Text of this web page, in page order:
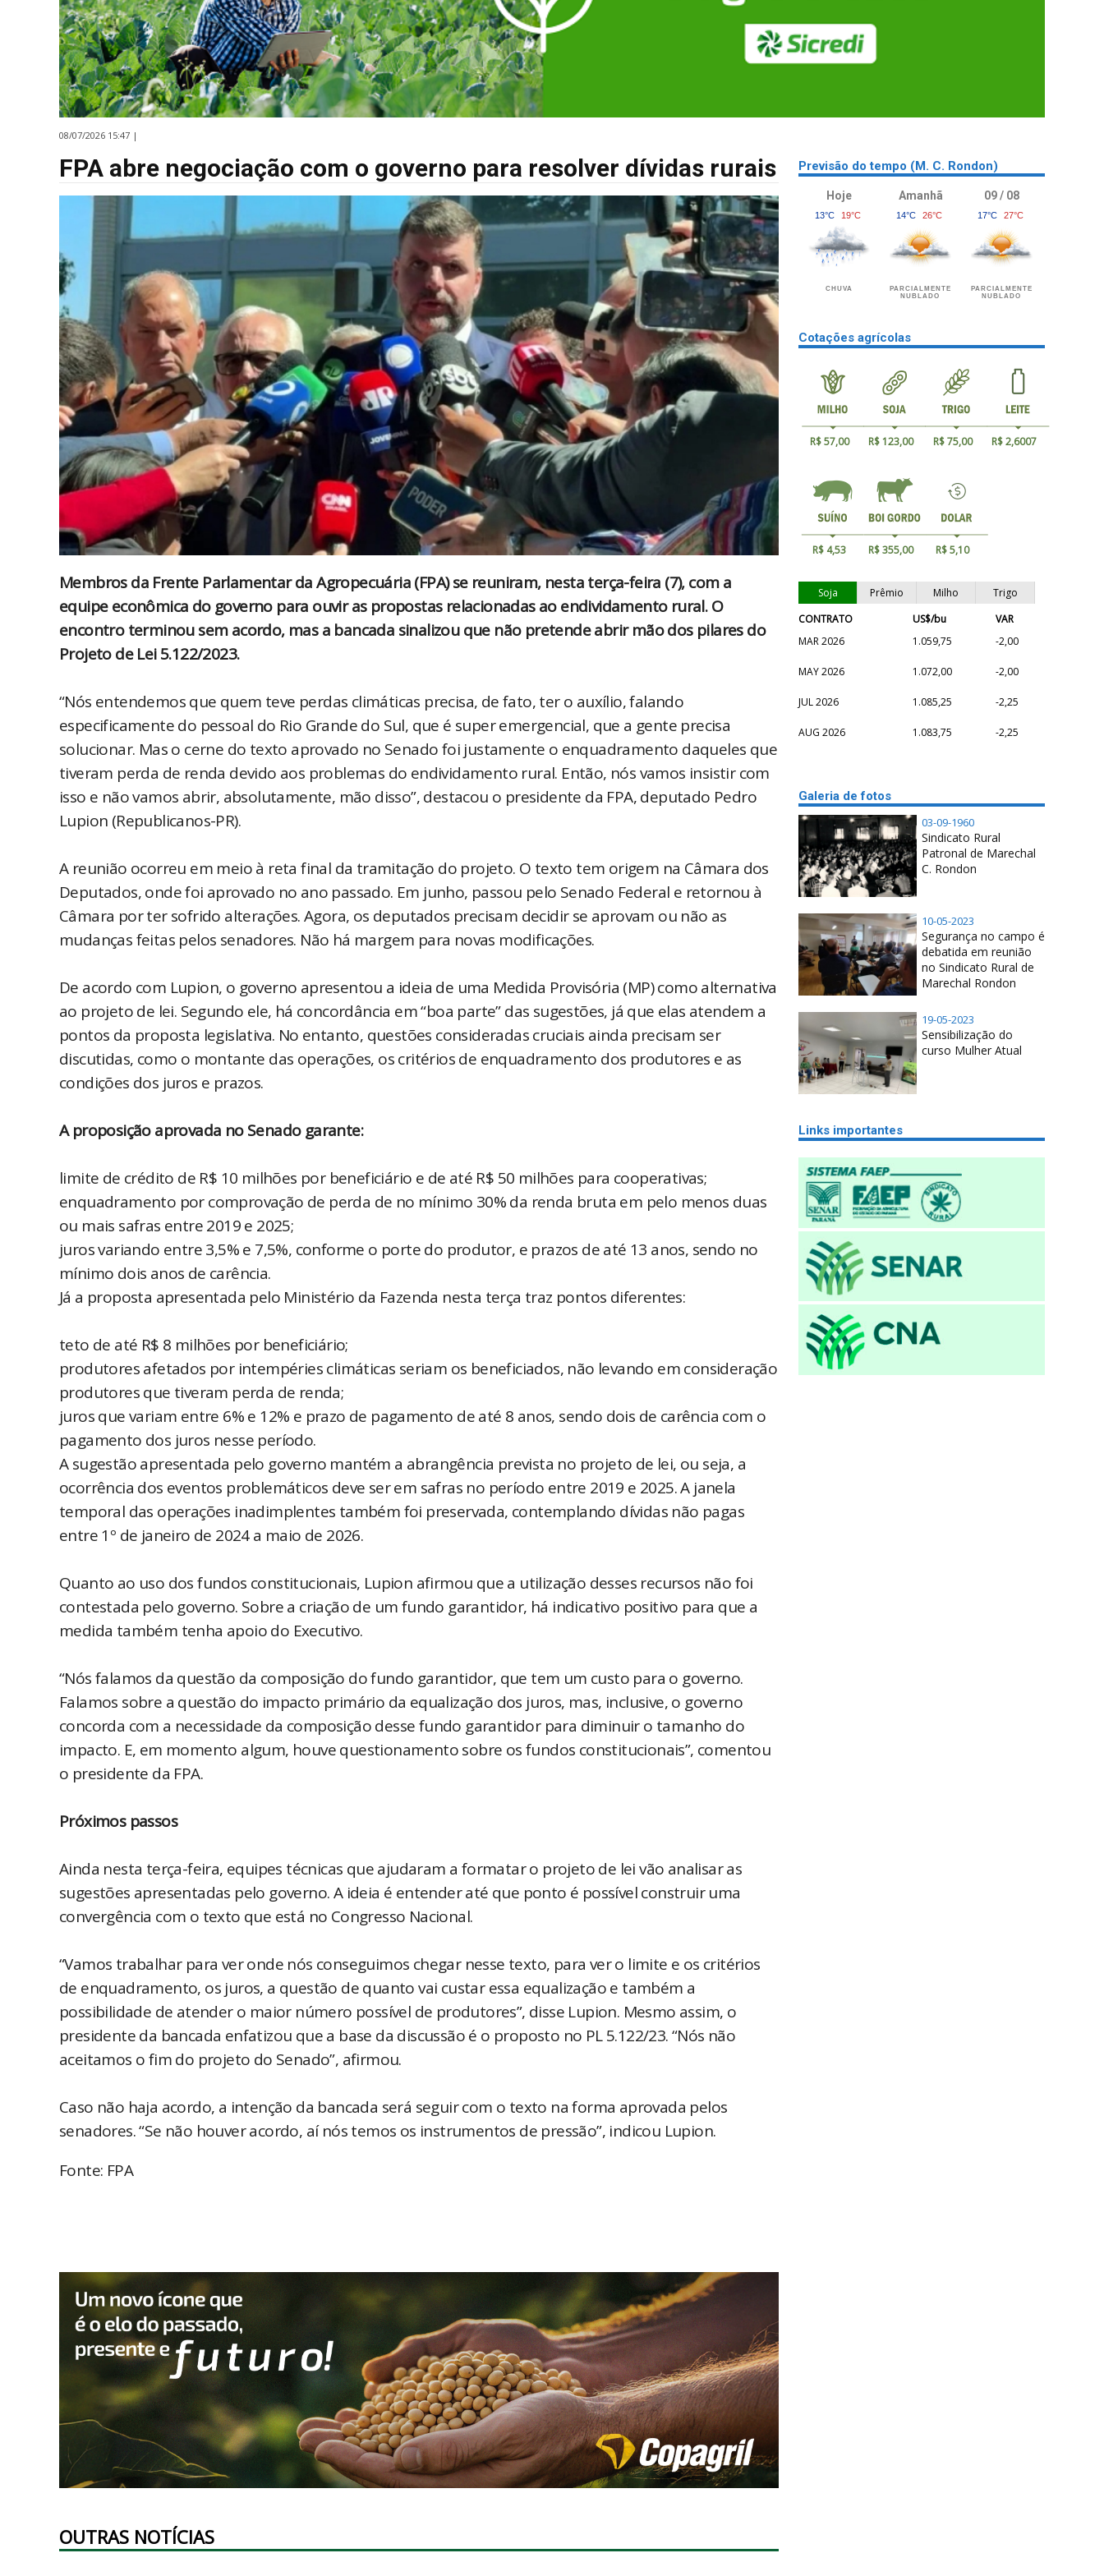
08/07/2026 15:47 |
FPA abre negociação com o governo para resolver dívidas rurais
Membros da Frente Parlamentar da Agropecuária (FPA) se reuniram, nesta terça-feira (7), com a
equipe econômica do governo para ouvir as propostas relacionadas ao endividamento rural. O
encontro terminou sem acordo, mas a bancada sinalizou que não pretende abrir mão dos pilares do
Projeto de Lei 5.122/2023.
“Nós entendemos que quem teve perdas climáticas precisa, de fato, ter o auxílio, falando
especificamente do pessoal do Rio Grande do Sul, que é super emergencial, que a gente precisa
solucionar. Mas o cerne do texto aprovado no Senado foi justamente o enquadramento daqueles que
tiveram perda de renda devido aos problemas do endividamento rural. Então, nós vamos insistir com
isso e não vamos abrir, absolutamente, mão disso”, destacou o presidente da FPA, deputado Pedro
Lupion (Republicanos-PR).
A reunião ocorreu em meio à reta final da tramitação do projeto. O texto tem origem na Câmara dos
Deputados, onde foi aprovado no ano passado. Em junho, passou pelo Senado Federal e retornou à
Câmara por ter sofrido alterações. Agora, os deputados precisam decidir se aprovam ou não as
mudanças feitas pelos senadores. Não há margem para novas modificações.
De acordo com Lupion, o governo apresentou a ideia de uma Medida Provisória (MP) como alternativa
ao projeto de lei. Segundo ele, há concordância em “boa parte” das sugestões, já que elas atendem a
pontos da proposta legislativa. No entanto, questões consideradas cruciais ainda precisam ser
discutidas, como o montante das operações, os critérios de enquadramento dos produtores e as
condições dos juros e prazos.
A proposição aprovada no Senado garante:
limite de crédito de R$ 10 milhões por beneficiário e de até R$ 50 milhões para cooperativas;
enquadramento por comprovação de perda de no mínimo 30% da renda bruta em pelo menos duas
ou mais safras entre 2019 e 2025;
juros variando entre 3,5% e 7,5%, conforme o porte do produtor, e prazos de até 13 anos, sendo no
mínimo dois anos de carência.
Já a proposta apresentada pelo Ministério da Fazenda nesta terça traz pontos diferentes:
teto de até R$ 8 milhões por beneficiário;
produtores afetados por intempéries climáticas seriam os beneficiados, não levando em consideração
produtores que tiveram perda de renda;
juros que variam entre 6% e 12% e prazo de pagamento de até 8 anos, sendo dois de carência com o
pagamento dos juros nesse período.
A sugestão apresentada pelo governo mantém a abrangência prevista no projeto de lei, ou seja, a
ocorrência dos eventos problemáticos deve ser em safras no período entre 2019 e 2025. A janela
temporal das operações inadimplentes também foi preservada, contemplando dívidas não pagas
entre 1º de janeiro de 2024 a maio de 2026.
Quanto ao uso dos fundos constitucionais, Lupion afirmou que a utilização desses recursos não foi
contestada pelo governo. Sobre a criação de um fundo garantidor, há indicativo positivo para que a
medida também tenha apoio do Executivo.
“Nós falamos da questão da composição do fundo garantidor, que tem um custo para o governo.
Falamos sobre a questão do impacto primário da equalização dos juros, mas, inclusive, o governo
concorda com a necessidade da composição desse fundo garantidor para diminuir o tamanho do
impacto. E, em momento algum, houve questionamento sobre os fundos constitucionais”, comentou
o presidente da FPA.
Próximos passos
Ainda nesta terça-feira, equipes técnicas que ajudaram a formatar o projeto de lei vão analisar as
sugestões apresentadas pelo governo. A ideia é entender até que ponto é possível construir uma
convergência com o texto que está no Congresso Nacional.
“Vamos trabalhar para ver onde nós conseguimos chegar nesse texto, para ver o limite e os critérios
de enquadramento, os juros, a questão de quanto vai custar essa equalização e também a
possibilidade de atender o maior número possível de produtores”, disse Lupion. Mesmo assim, o
presidente da bancada enfatizou que a base da discussão é o proposto no PL 5.122/23. “Nós não
aceitamos o fim do projeto do Senado”, afirmou.
Caso não haja acordo, a intenção da bancada será seguir com o texto na forma aprovada pelos
senadores. “Se não houver acordo, aí nós temos os instrumentos de pressão”, indicou Lupion.
Fonte: FPA
OUTRAS NOTÍCIAS
Previsão do tempo (M. C. Rondon)
Hoje
13°C 19°C
CHUVA
Amanhã
14°C 26°C
PARCIALMENTE
NUBLADO
09 / 08
17°C 27°C
PARCIALMENTE
NUBLADO
Cotações agrícolas
R$ 57,00 R$ 123,00 R$ 75,00 R$ 2,6007
R$ 4,53 R$ 355,00 R$ 5,10
Soja Prêmio Milho
Trigo
CONTRATO
US$/bu
VAR
MAR 2026
1.059,75 -2,00
MAY 2026 1.072,00 -2,00
JUL 2026 1.085,25 -2,25
AUG 2026 1.083,75 -2,25
Galeria de fotos
03-09-1960
Sindicato Rural
Patronal de Marechal
C. Rondon
10-05-2023
Segurança no campo é
debatida em reunião
no Sindicato Rural de
Marechal Rondon
19-05-2023
Sensibilização do
curso Mulher Atual
Links importantes